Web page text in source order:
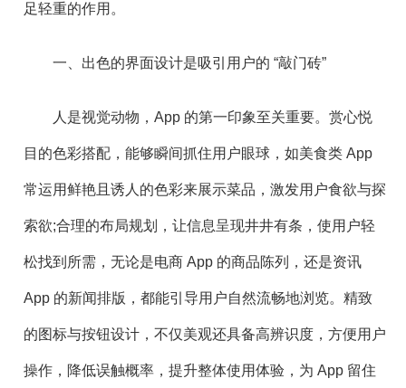
足轻重的作用。
一、出色的界面设计是吸引用户的 “敲门砖”
人是视觉动物，App 的第一印象至关重要。赏心悦
目的色彩搭配，能够瞬间抓住用户眼球，如美食类 App
常运用鲜艳且诱人的色彩来展示菜品，激发用户食欲与探
索欲;合理的布局规划，让信息呈现井井有条，使用户轻
松找到所需，无论是电商 App 的商品陈列，还是资讯
App 的新闻排版，都能引导用户自然流畅地浏览。精致
的图标与按钮设计，不仅美观还具备高辨识度，方便用户
操作，降低误触概率，提升整体使用体验，为 App 留住